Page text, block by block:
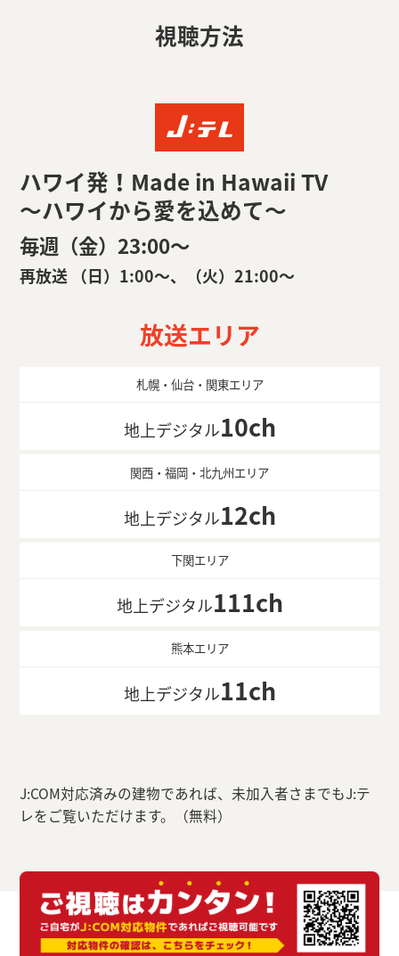
視聴方法
ハワイ発！Made in Hawaii TV
～ハワイから愛を込めて～
毎週（金）23:00〜
再放送 （日）1:00〜、（火）21:00〜
放送エリア
札幌・仙台・関東エリア
地上デジタル10ch
関西・福岡・北九州エリア
地上デジタル12ch
下関エリア
地上デジタル111ch
熊本エリア
地上デジタル11ch
J:COM対応済みの建物であれば、未加入者さまでもJ:テ
レをご覧いただけます。（無料）